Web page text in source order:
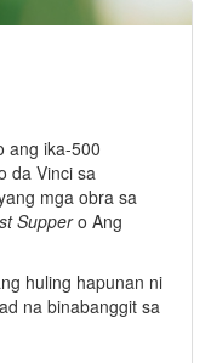
ang ika-500
da Vinci sa
mga obra sa
Suppero Ang
huling hapunan ni
na binabanggit sa